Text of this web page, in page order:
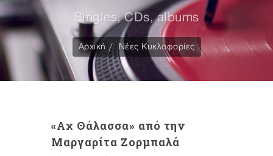
Singles, CDs, albums
Αρχική Νέες Κυκλοφορίες
«Αχ Θάλασσα» από την
Μαργαρίτα Ζορμπαλά